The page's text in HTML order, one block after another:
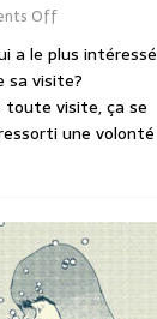
Off
a le plus intéressé
sa visite?
toute visite, ça se
une volonté